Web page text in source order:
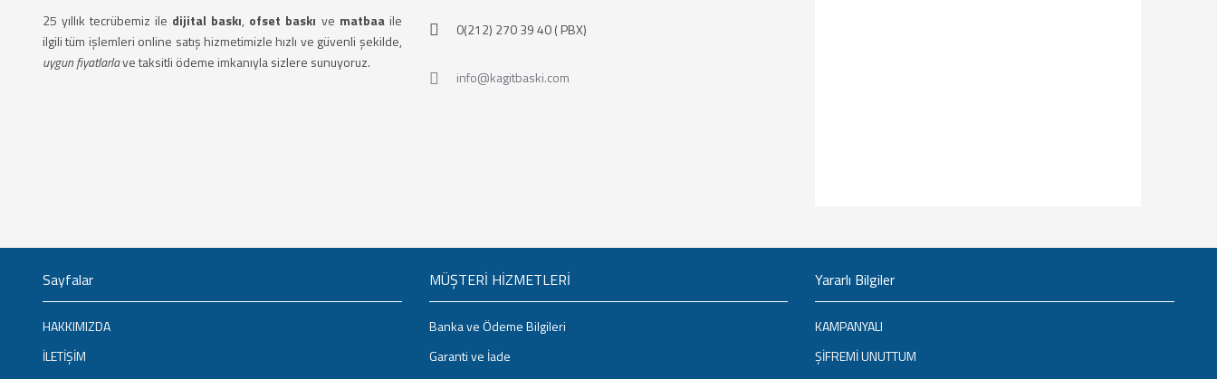
25 yıllık tecrübemiz ile dijital baskı, ofset baskı ve matbaaile
ilgili tüm işlemleri online satış hizmetimizle hızlı ve güvenli şekilde,
uygun fiyatlarlave taksitli ödeme imkanıyla sizlere sunuyoruz.
0(212) 270 39 40 ( PBX)
info@kagitbaski.com
Sayfalar
HAKKIMIZDA
İLETİŞİM
MÜŞTERİ HİZMETLERİ
Banka ve Ödeme Bilgileri
Garanti ve İade
Yararlı Bilgiler
KAMPANYALI
ŞİFREMİ UNUTTUM